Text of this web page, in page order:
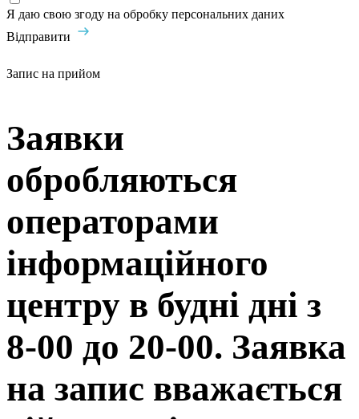
Я даю свою згоду на обробку персональних даних
Відправити
Запис на прийом
Заявки
обробляються
операторами
інформаційного
центру в будні дні з
8-00 до 20-00. Заявка
на запис вважається